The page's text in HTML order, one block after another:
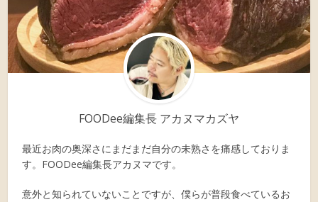
FOODee編集長 アカヌマカズヤ
最近お肉の奥深さにまだまだ自分の未熟さを痛感しておりま
す。FOODee編集長アカヌマです。
意外と知られていないことですが、僕らが普段食べているお